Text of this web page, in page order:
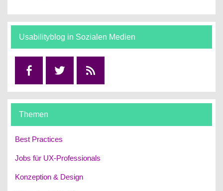
Usabilityblog in Sozialen Medien
Themen
Best Practices
Jobs für UX-Professionals
Konzeption & Design